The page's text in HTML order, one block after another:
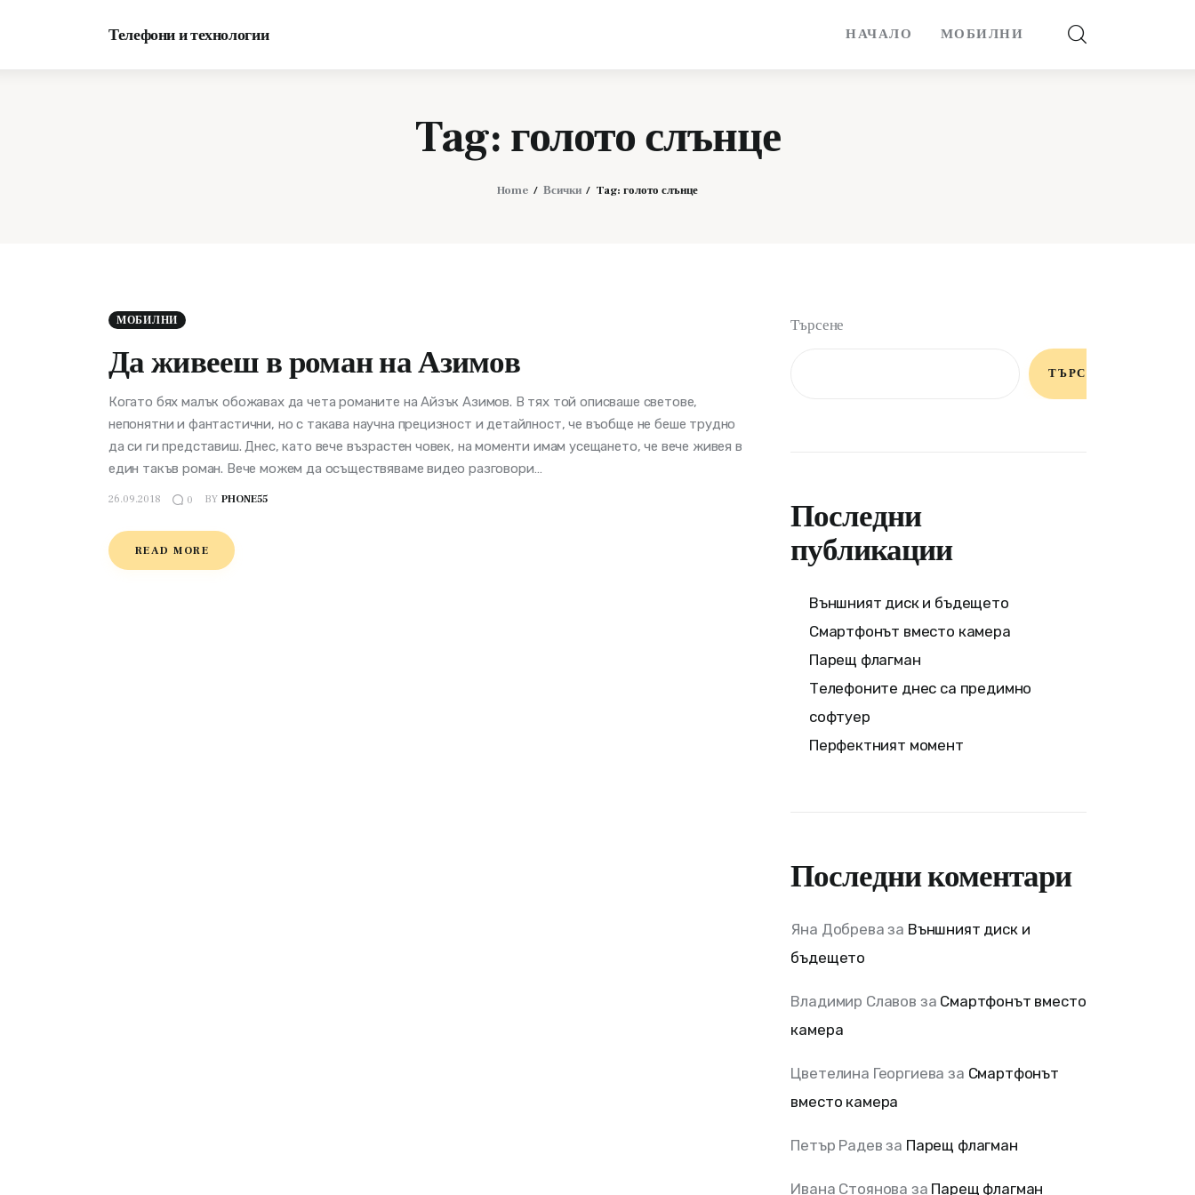
Телефони и технологии НАЧАЛО МОБИЛНИ
Tag: голото слънце
Home Всички Tag: голото слънце
МОБИЛНИ
Да живееш в роман на Азимов
Когато бях малък обожавах да чета романите на Айзък Азимов. В тях той описваше светове,
непонятни и фантастични, но с такава научна прецизност и детайлност, че въобще не беше трудно
да си ги представиш. Днес, като вече възрастен човек, на моменти имам усещането, че вече живея в
един такъв роман. Вече можем да осъществяваме видео разговори…
26.09.2018 0 BY PHONE55
READ MORE
Търсене
ТЪРСЕНЕ
Последни
публикации
Външният диск и бъдещето
Смартфонът вместо камера
Парещ флагман
Телефоните днес са предимно
софтуер
Перфектният момент
Последни коментари
Яна Добрева за Външният диск и
бъдещето
Владимир Славов за Смартфонът вместо
камера
Цветелина Георгиева за Смартфонът
вместо камера
Петър Радев за Парещ флагман
Ивана Стоянова за Парещ флагман